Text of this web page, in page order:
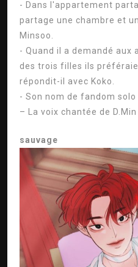
- Dans l'appartement
partage une chambre et
Minsoo.
- Quand il a demandé aux
des trois filles ils
répondit-il avec Koko.
- Son nom de fandom
– La voix chantée de
sauvage